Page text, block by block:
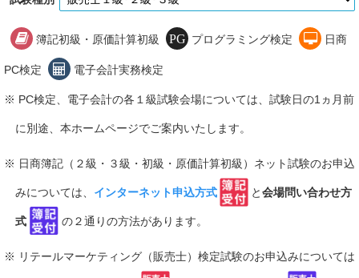
簿記初級・原価計算初級 プログラミング検定 日商
PC検定 電子会計実務検定
※ PC検定、電子会計の各１級試験会場については、試験日の1ヵ月前
に別途、本ホームページでご案内いたします。
※ 日商簿記（２級・３級・初級・原価計算初級）ネット試験のお申込
みについては、 インターネット申込方式 と会場問い合わせ方
式 の２通りの方法があります。
※ リテールマーケティング（販売士）検定試験のお申込みについては